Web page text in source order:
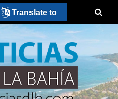
Translate to